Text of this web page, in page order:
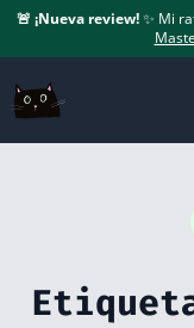
🚨 ¡Nueva review!✨ Mi